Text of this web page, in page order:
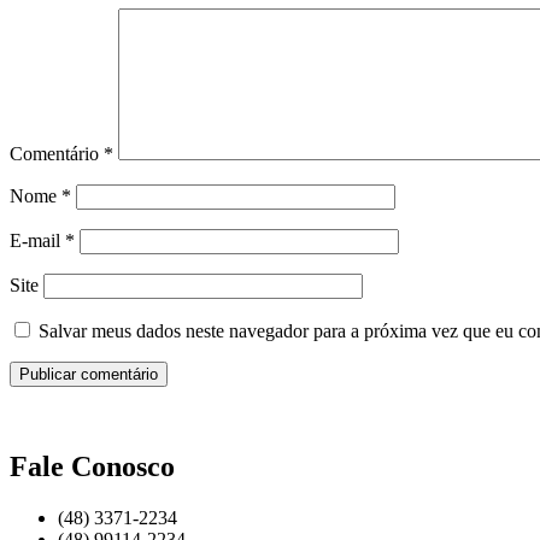
Comentário *
Nome *
E-mail *
Site
Salvar meus dados neste navegador para a próxima vez que eu
Fale Conosco
(48) 3371-2234